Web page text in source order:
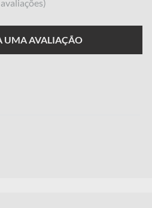
UMA AVALIAÇÃO